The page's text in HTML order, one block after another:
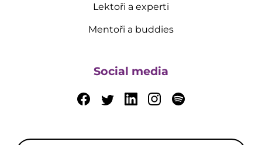
Lektoři a experti
Mentoři a buddies
Social media